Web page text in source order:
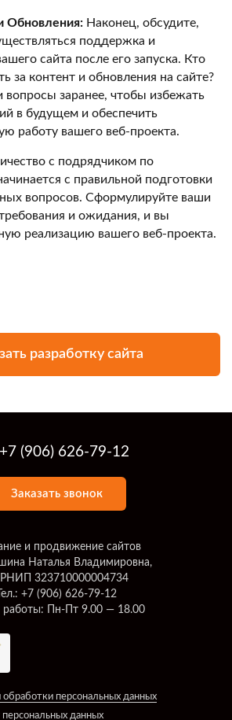
Обновления: Наконец, обсудите,
поддержка и
сайта после его запуска. Кто
за контент и обновления на сайте?
вопросы заранее, чтобы избежать
в будущем и обеспечить
работу вашего веб-проекта.
с подрядчиком по
с правильной подготовки
вопросов. Сформулируйте ваши
и ожидания, и вы
реализацию вашего веб-проекта.
разработку сайта
+7 (906) 626-79-12
Заказать звонок
и продвижение сайтов
Наталья Владимировна,
323710000004734
Тел.: +7 (906) 626-79-12
работы: Пн-Пт 9.00 — 18.00
обработки персональных данных
данных